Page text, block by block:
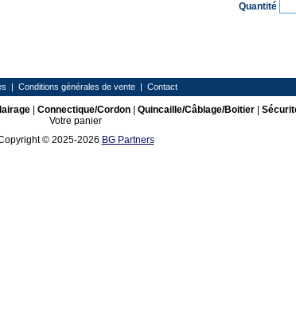
Quantité
| Conditions générales de vente | Contact
| Connectique/Cordon| Quincaille/Câblage/Boitier|
Votre panier
© 2025-2026 BG Partners